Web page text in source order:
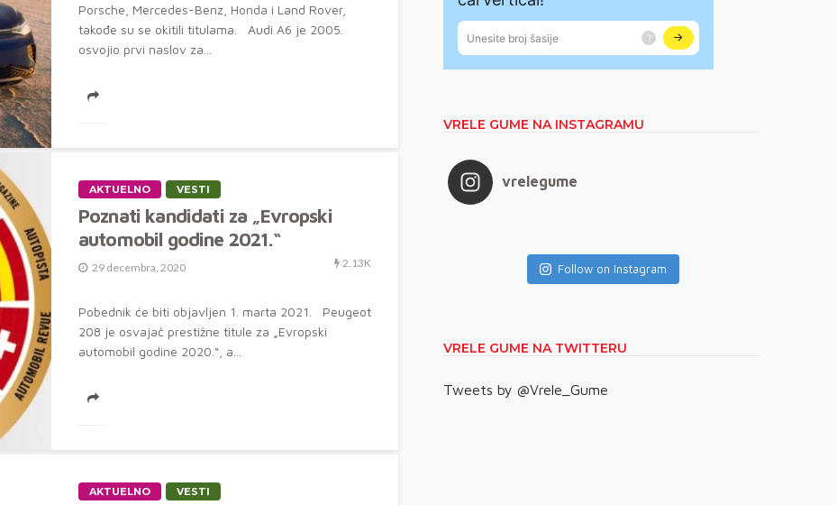
Porsche, Mercedes-Benz, Honda i Land Rover,
takođe su se okitili titulama. Audi A6 je 2005.
osvojio prvi naslov za...
AKTUELNO VESTI
Poznati kandidati za „Evropski
automobil godine 2021.“
29 decembra, 2020 2.13K
Pobednik će biti objavljen 1. marta 2021. Peugeot
208 je osvajač prestižne titule za „Evropski
automobil godine 2020.“, a...
AKTUELNO VESTI
VRELE GUME NA INSTAGRAMU
vrelegume
Follow on Instagram
VRELE GUME NA TWITTERU
Tweets by @Vrele_Gume